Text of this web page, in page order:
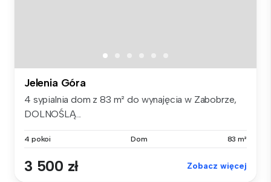
Jelenia Góra
4 sypialnia dom z 83 m² do wynajęcia w Zabobrze,
DOLNOŚLĄ...
4 pokoi Dom 83 m²
3 500 zł Zobacz więcej